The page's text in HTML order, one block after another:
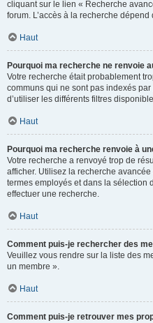
cliquant sur le lien « Recherche
forum. L’accès à la recherche dépend
Haut
Pourquoi ma recherche ne renvoie
Votre recherche était probablement
communs qui ne sont pas indexés
d’utiliser les différents filtres
Haut
Pourquoi ma recherche renvoie à
Votre recherche a renvoyé trop de
afficher. Utilisez la recherche
termes employés et dans la sélection
effectuer une recherche.
Haut
Comment puis-je rechercher des
Veuillez vous rendre sur la liste des
un membre ».
Haut
Comment puis-je retrouver mes